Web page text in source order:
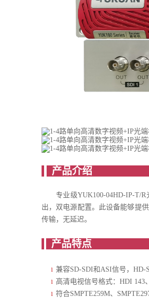
专业级YUK100-04HD-IP-T/
出，双电源配置。此设备能够提
传输，无延迟。
l 兼容SD-SDI和ASI信号，
l 高清电视信号格式：HDI 143
l 符合SMPTE259M、